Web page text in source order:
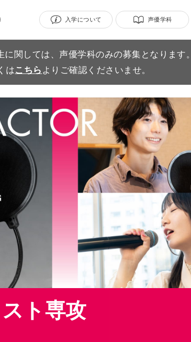
入学について 声優学科
に関しては、声優学科のみの募集となります。
はこちら よりご確認くださいませ。
ト専攻